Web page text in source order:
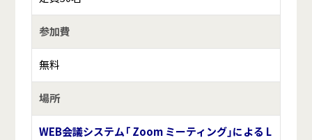
参加費
無料
場所
WEB会議システム「 Zoom ミーティング」による L